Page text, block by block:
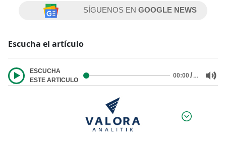
SÍGUENOS ENGOOGLE NEWS
Escucha el artículo
ESCUCHA
ESTE ARTICULO
00:00/…
Por: